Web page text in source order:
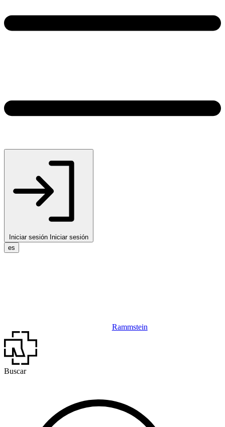
Iniciar sesión Iniciar sesión
es
Rammstein
Buscar